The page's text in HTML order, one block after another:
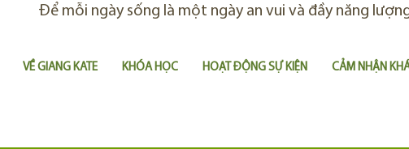
Để mỗi ngày sống là một ngày an vui và đầy năng
VỀ GIANG KATE KHÓA HỌC HOẠT ĐỘNG SỰ KIỆN CẢM NHẬN